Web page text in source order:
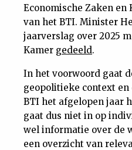
Economische Zaken
van het BTI. Minister
jaarverslag over 2025
Kamer gedeeld.
In het voorwoord gaat
geopolitieke context
BTI het afgelopen jaar
gaat dus niet in op
wel informatie over de
een overzicht van